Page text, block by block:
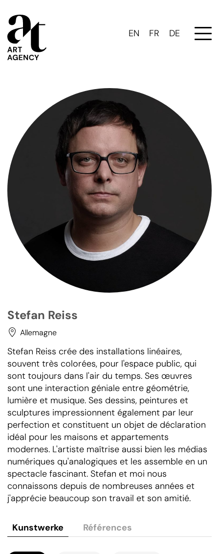
EN FR DE
Stefan Reiss
Allemagne
Stefan Reiss crée des installations linéaires,
souvent très colorées, pour l'espace public, qui
sont toujours dans l'air du temps. Ses œuvres
sont une interaction géniale entre géométrie,
lumière et musique. Ses dessins, peintures et
sculptures impressionnent également par leur
perfection et constituent un objet de déclaration
idéal pour les maisons et appartements
modernes. L'artiste maîtrise aussi bien les médias
numériques qu'analogiques et les assemble en un
spectacle fascinant. Stefan et moi nous
connaissons depuis de nombreuses années et
j'apprécie beaucoup son travail et son amitié.
Kunstwerke Références